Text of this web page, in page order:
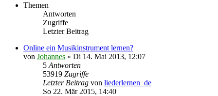
Themen
Antworten
Zugriffe
Letzter Beitrag
Online ein Musikinstrument lernen?
von Johannes » Di 14. Mai 2013, 12:07
5 Antworten
53919 Zugriffe
Letzter Beitrag von liederlernen_de
So 22. Mär 2015, 14:40